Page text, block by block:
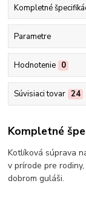
Kompletné
Parametre
Hodnotenie 0
Súvisiaci tovar 24
Kompletné
Kotlíková súprava
v prírode pre
dobrom guláši.